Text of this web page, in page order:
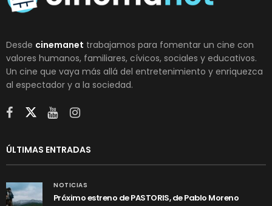
Desde cinemanet trabajamos para fomentar un cine con
valores humanos, familiares, cívicos, sociales y educativos.
Un cine que vaya más allá del entretenimiento y enriquezca
al espectador y a la sociedad.
ÚLTIMAS ENTRADAS
NOTICIAS
Próximo estreno de PASTORIS, de Pablo Moreno